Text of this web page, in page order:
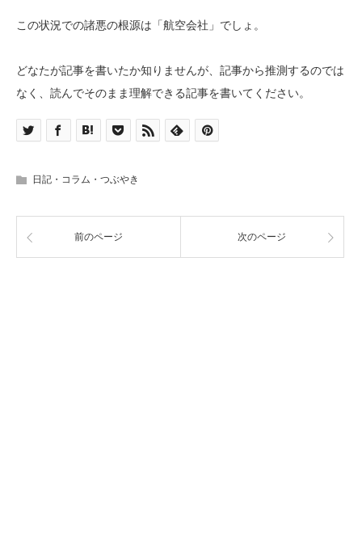
この状況での諸悪の根源は「航空会社」でしょ。
どなたが記事を書いたか知りませんが、記事から推測するのでは
なく、読んでそのまま理解できる記事を書いてください。
日記・コラム・つぶやき
前のページ 次のページ